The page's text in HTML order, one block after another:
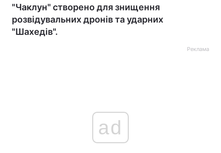
"Чаклун" створено для знищення
розвідувальних дронів та ударних
"Шахедів".
Реклама
ad